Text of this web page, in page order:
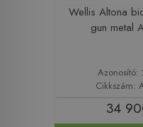
Wellis Altona
gun metal
Cikkszám:
34